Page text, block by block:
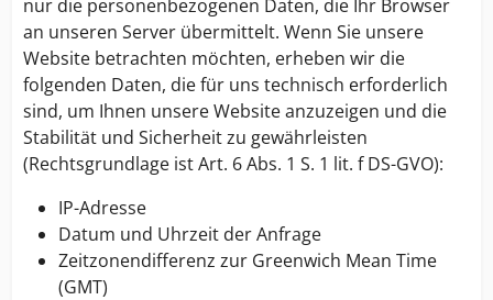
nur die personenbezogenen Daten, die Ihr Browser
an unseren Server übermittelt. Wenn Sie unsere
Website betrachten möchten, erheben wir die
folgenden Daten, die für uns technisch erforderlich
sind, um Ihnen unsere Website anzuzeigen und die
Stabilität und Sicherheit zu gewährleisten
(Rechtsgrundlage ist Art. 6 Abs. 1 S. 1 lit. f DS-GVO):
IP-Adresse
Datum und Uhrzeit der Anfrage
Zeitzonendifferenz zur Greenwich Mean Time
(GMT)